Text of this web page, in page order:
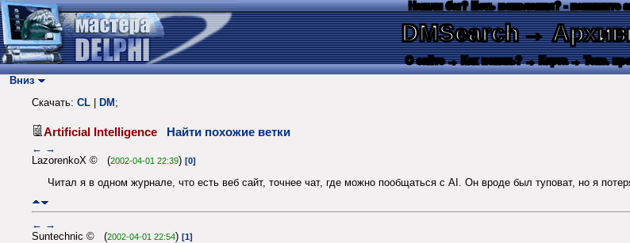
Нашли баг? Есть пожелания? - напишите
DMSearch→
О сайте → Как искать? → Карта → Текс.
Вниз
Скачать: CL DM ;
Artificial Intelligence Найти похожие ветки
← →
LazorenkoX © (2002-04-01 22:39) [0]
Читал я в одном журнале, что есть веб сайт, точнее чат, где можно пообщаться с AI. Он вроде был туповат, но я
← →
Suntechnic © (2002-04-01 22:54) [1]